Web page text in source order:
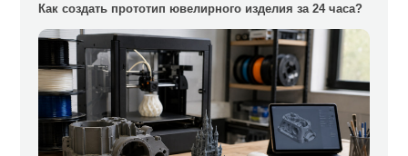
Как создать прототип ювелирного изделия за 24 часа?